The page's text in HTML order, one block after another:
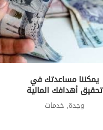
يمكننا مساعدتك في
تحقيق أهدافك المالية
وجدة, خدمات